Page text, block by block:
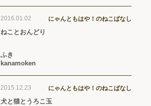
2016.01.02 にゃんともはや！のねこばなし
ねことおんどり
ふき
kanamoken
2015.12.23 にゃんともはや！のねこばなし
犬と猫とうろこ玉